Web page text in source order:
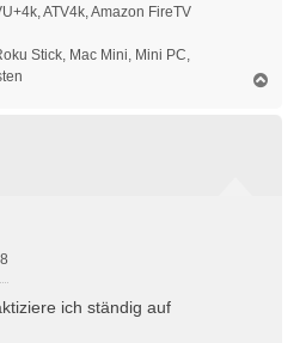
ATV4k, Amazon FireTV
Stick, Mac Mini, Mini PC,
ich ständig auf